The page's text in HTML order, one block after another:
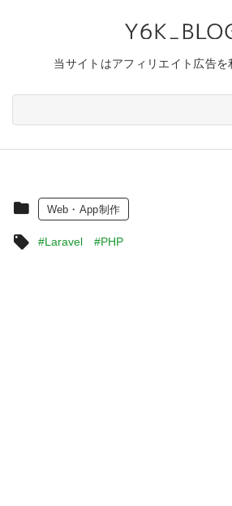
当サイトはアフィリエイト広告を
Web・App制作
#Laravel #PHP